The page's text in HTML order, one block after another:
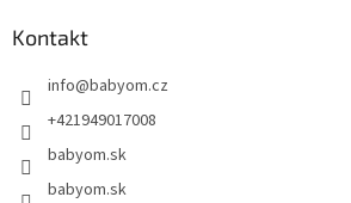
Kontakt
info@babyom.cz
+421949017008
babyom.sk
babyom.sk